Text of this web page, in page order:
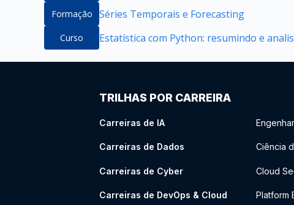
Formação Séries Temporais e Forecasting
Curso Estatística com Python: resumindo e
TRILHAS POR CARREIRA
Carreiras de IA
Carreiras de Dados Ciência
Carreiras de Cyber Cloud
Carreiras de DevOps & Cloud Platform